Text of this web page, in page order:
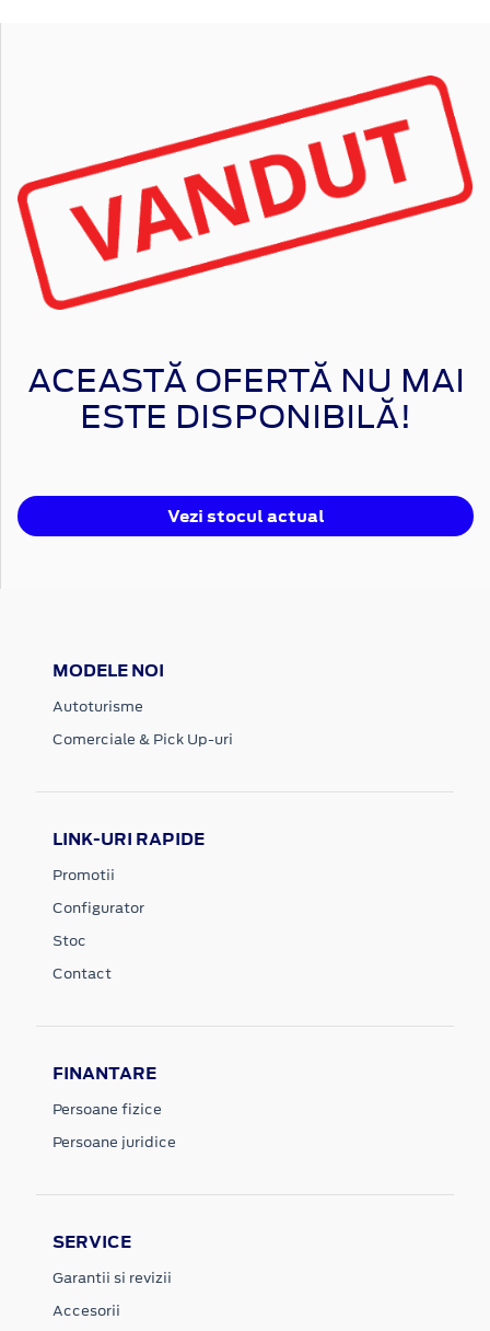
ACEASTĂ OFERTĂ NU MAI
ESTE DISPONIBILĂ!
Vezi stocul actual
MODELE NOI
Autoturisme
Comerciale & Pick Up-uri
LINK-URI RAPIDE
Promotii
Configurator
Stoc
Contact
FINANTARE
Persoane fizice
Persoane juridice
SERVICE
Garantii si revizii
Accesorii